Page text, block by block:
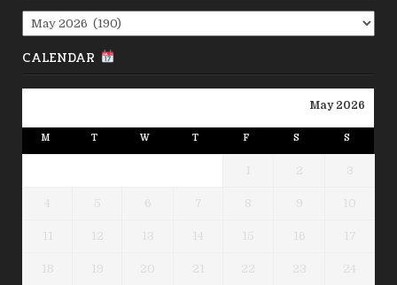
Archives
CALENDAR
May 2026
M T W T F S S
1 2 3
4 5 6 7 8 9 10
11 12 13 14 15 16 17
18 19 20 21 22 23 24